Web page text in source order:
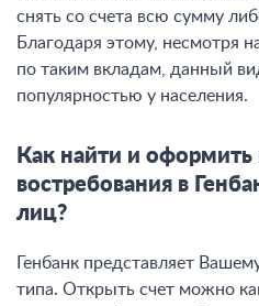
снять со счета всю сумму
Благодаря этому, несмотря
по таким вкладам, данный
популярностью у населения.
Как найти и оформить
востребования в
лиц?
Генбанк представляет
типа. Открыть счет можно